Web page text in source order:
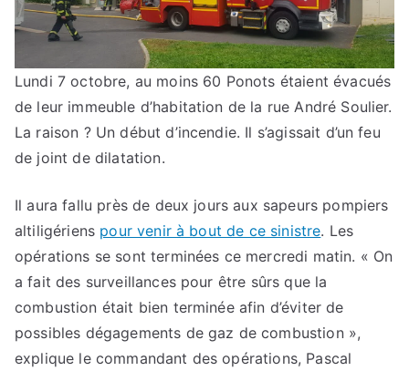
Lundi 7 octobre, au moins 60 Ponots étaient évacués
de leur immeuble d’habitation de la rue André Soulier.
La raison ? Un début d’incendie. Il s’agissait d’un feu
de joint de dilatation.
Il aura fallu près de deux jours aux sapeurs pompiers
altiligériens pour venir à bout de ce sinistre. Les
opérations se sont terminées ce mercredi matin. « On
a fait des surveillances pour être sûrs que la
combustion était bien terminée afin d’éviter de
possibles dégagements de gaz de combustion »,
explique le commandant des opérations, Pascal